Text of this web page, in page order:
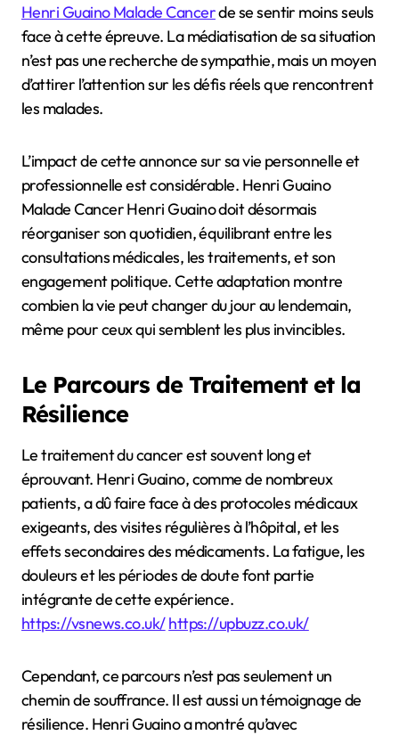
Henri Guaino Malade Cancerde se sentir moins seuls
face à cette épreuve. La médiatisation de sa situation
n’est pas une recherche de sympathie, mais un moyen
d’attirer l’attention sur les défis réels que rencontrent
les malades.
L’impact de cette annonce sur sa vie personnelle et
professionnelle est considérable. Henri Guaino
Malade Cancer Henri Guaino doit désormais
réorganiser son quotidien, équilibrant entre les
consultations médicales, les traitements, et son
engagement politique. Cette adaptation montre
combien la vie peut changer du jour au lendemain,
même pour ceux qui semblent les plus invincibles.
Le Parcours de Traitement et la
Résilience
Le traitement du cancer est souvent long et
éprouvant. Henri Guaino, comme de nombreux
patients, a dû faire face à des protocoles médicaux
exigeants, des visites régulières à l’hôpital, et les
effets secondaires des médicaments. La fatigue, les
douleurs et les périodes de doute font partie
intégrante de cette expérience.
https://vsnews.co.uk/https://upbuzz.co.uk/
Cependant, ce parcours n’est pas seulement un
chemin de souffrance. Il est aussi un témoignage de
résilience. Henri Guaino a montré qu’avec